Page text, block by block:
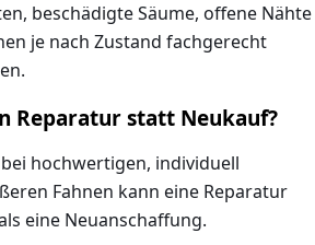
beschädigte Säume, offene Nähte
je nach Zustand fachgerecht
Reparatur statt Neukauf?
hochwertigen, individuell
Fahnen kann eine Reparatur
eine Neuanschaffung.